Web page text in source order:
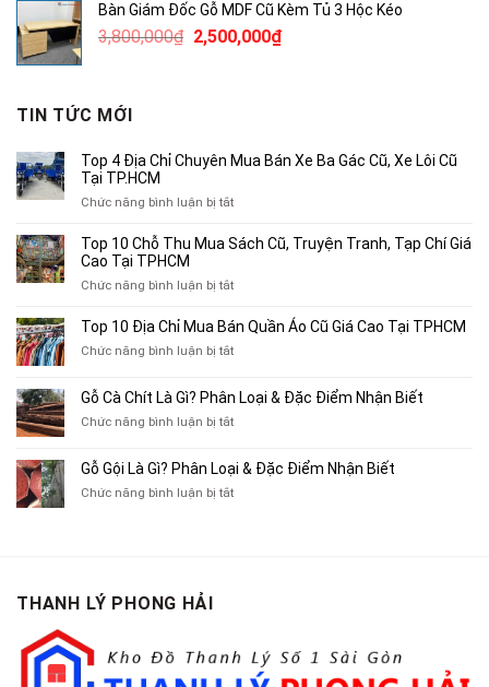
3,780,000₫.là:
2,500,000₫.
Bàn Giám Đốc Gỗ MDF Cũ Kèm Tủ 3 Hộc Kéo
3,800,000₫ Giá
2,500,000₫Giá
TIN TỨC MỚI
Top 4 Địa Chỉ Chuyên Mua Bán Xe Ba Gác Cũ, Xe Lôi Cũ
Tại TP.HCM
Chức năng bình luận bị tắtở
4
Chuyên
Bán
Xe
Cũ,
Xe
Cũ
TP.HCM
Top 10 Chỗ Thu Mua Sách Cũ, Truyện Tranh, Tạp Chí Giá
Cao Tại TPHCM
Chức năng bình luận bị tắtở
10
Thu
Sách
Tạp
Chí
Top 10 Địa Chỉ Mua Bán Quần Áo Cũ Giá Cao Tại TPHCM
Chức năng bình luận bị tắtở
Địa
Chỉ
Bán
Áo
Gỗ Cà Chít Là Gì? Phân Loại & Đặc Điểm Nhận Biết
Chức năng bình luận bị tắtở
Chít
Là
Gỗ Gội Là Gì? Phân Loại & Đặc Điểm Nhận Biết
Chức năng bình luận bị tắtở
Điểm
Nhận
THANH LÝ PHONG HẢI